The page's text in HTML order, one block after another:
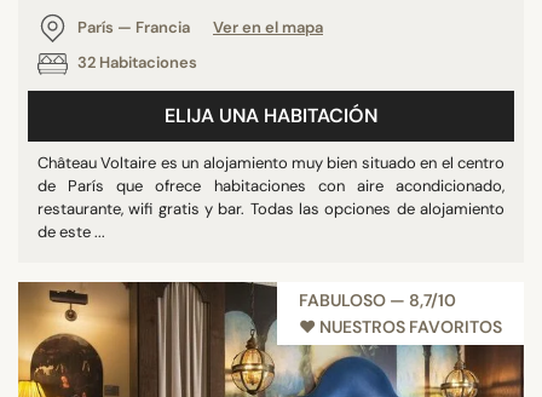
París — Francia
Ver en el mapa
32 Habitaciones
ELIJA UNA HABITACIÓN
Château Voltaire es un alojamiento muy bien situado en el centro
de París que ofrece habitaciones con aire acondicionado,
restaurante, wifi gratis y bar. Todas las opciones de alojamiento
de este ...
FABULOSO — 8,7/10
♥︎ NUESTROS FAVORITOS